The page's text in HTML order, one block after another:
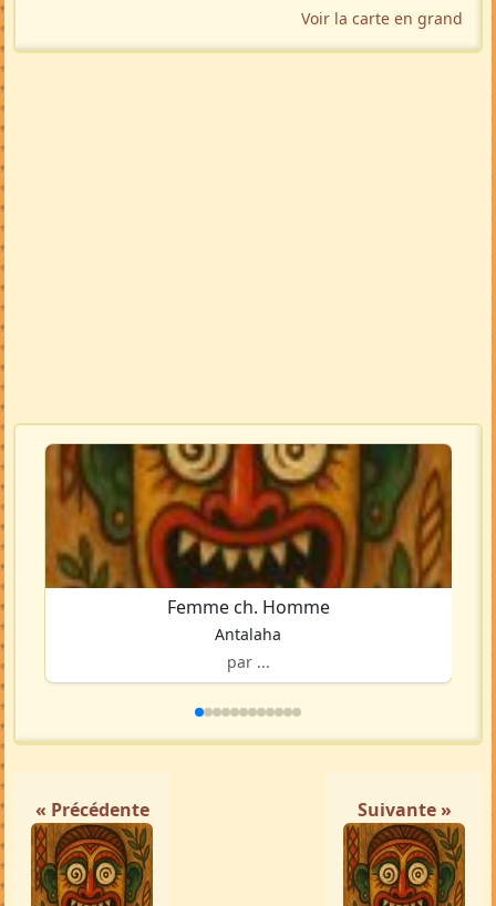
Voir la carte en grand
Femme ch. Homme
Antalaha
par ...
« Précédente Suivante »